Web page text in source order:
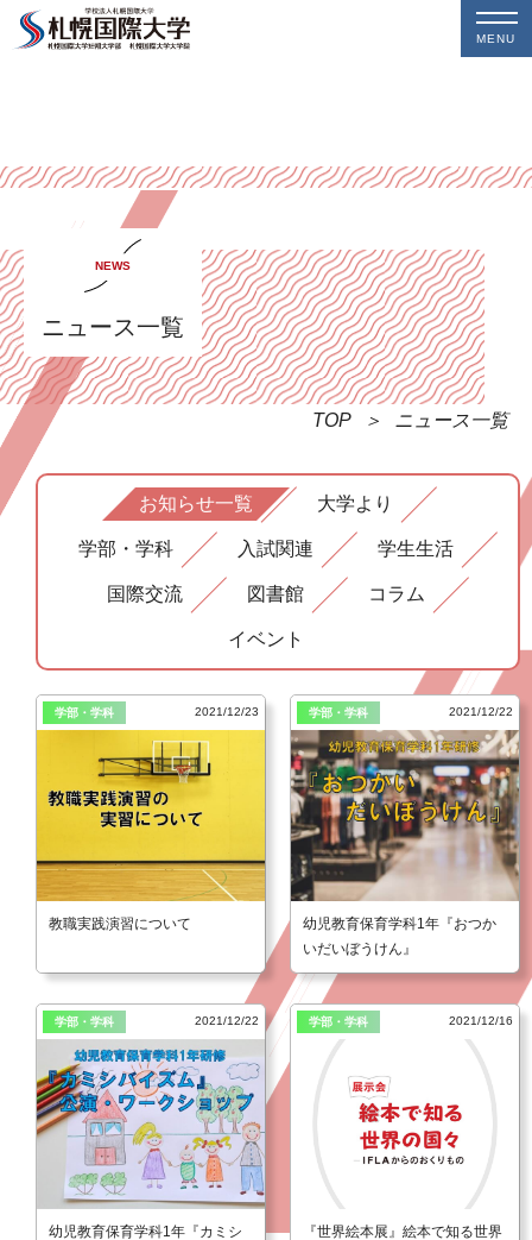
MENU
NEWS
ニュース一覧
TOP ニュース一覧
お知らせ一覧 大学より
学部・学科 入試関連 学生生活
国際交流 図書館 コラム
イベント
学部・学科 2021/12/23
教職実践演習について
学部・学科 2021/12/22
幼児教育保育学科1年『おつか
いだいぼうけん』
学部・学科 2021/12/22
幼児教育保育学科1年『カミシ
学部・学科 2021/12/16
『世界絵本展』絵本で知る世界